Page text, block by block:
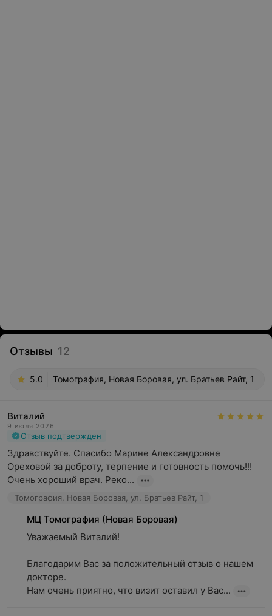
Отзывы 12
5.0 Томография, Новая Боровая, ул. Братьев Райт, 1
Виталий
9 июля 2026
Отзыв подтвержден
Здравствуйте. Спасибо Марине Александровне
Ореховой за доброту, терпение и готовность помочь!!!
Очень хороший врач. Реко...
Томография, Новая Боровая, ул. Братьев Райт, 1
МЦ Томография (Новая Боровая)
Уважаемый Виталий!
Благодарим Вас за положительный отзыв о нашем
докторе.
Нам очень приятно, что визит оставил у Вас...